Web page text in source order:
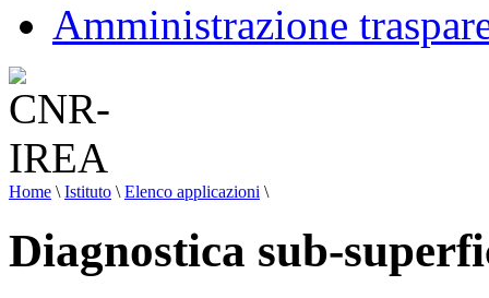
Amministrazione
Home \ Istituto \ Elenco applicazioni \
Diagnostica sub-